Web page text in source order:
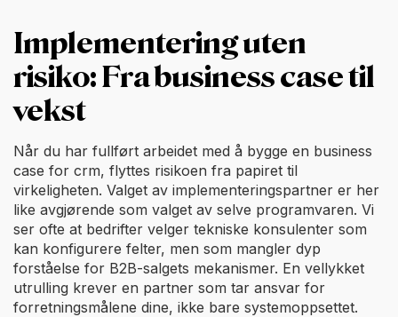
Implementering uten
risiko: Fra business case til
vekst
Når du har fullført arbeidet med å bygge en business
case for crm, flyttes risikoen fra papiret til
virkeligheten. Valget av implementeringspartner er her
like avgjørende som valget av selve programvaren. Vi
ser ofte at bedrifter velger tekniske konsulenter som
kan konfigurere felter, men som mangler dyp
forståelse for B2B-salgets mekanismer. En vellykket
utrulling krever en partner som tar ansvar for
forretningsmålene dine, ikke bare systemoppsettet.